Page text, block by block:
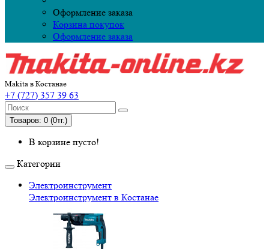
Оформление заказа
Корзина покупок
Оформление заказа
Makita в Костанае
+7 (727) 357 39 63
Товаров: 0 (0тг.)
В корзине пусто!
Категории
Электроинструмент
Электроинструмент в Костанае